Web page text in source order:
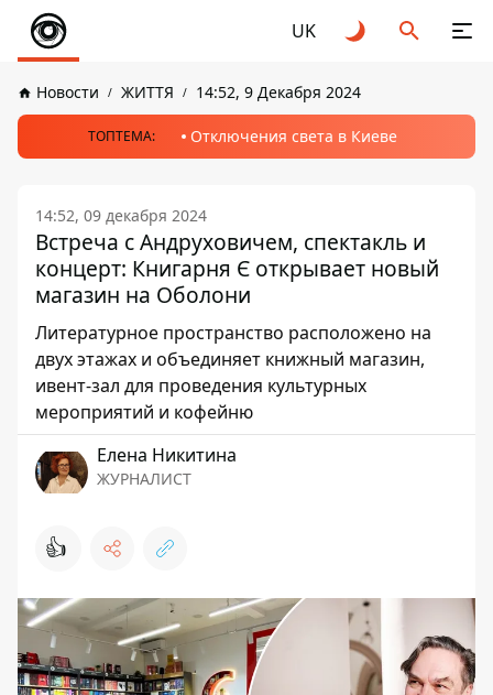
UK
Новости ЖИТТЯ 14:52, 9 Декабря 2024
ТОПТЕМА: Отключения света в Киеве
14:52, 09 декабря 2024
Встреча с Андруховичем, спектакль и
концерт: Книгарня Є открывает новый
магазин на Оболони
Литературное пространство расположено на
двух этажах и объединяет книжный магазин,
ивент-зал для проведения культурных
мероприятий и кофейню
Елена Никитина
ЖУРНАЛИСТ
👍